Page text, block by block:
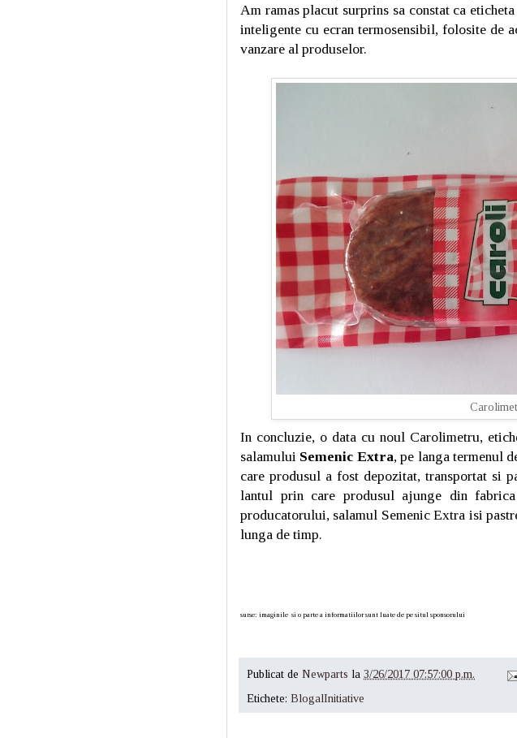
Am ramas placut surprins sa constat ca
inteligente cu ecran termosensibil, folosite de
vanzare al produselor.
In concluzie, o data cu noul Carolimetru,
salamului Semenic Extra, pe langa termenul
care produsul a fost depozitat, transportat si
lantul prin care produsul ajunge din
producatorului, salamul Semenic Extra isi
lunga de timp.
surse: imaginile si o parte a informatiilor sunt luate de pe situl sponsorului
Publicat de Newparts la 3/26/2017 07:57:00 p.m.
Etichete: BlogalInitiative